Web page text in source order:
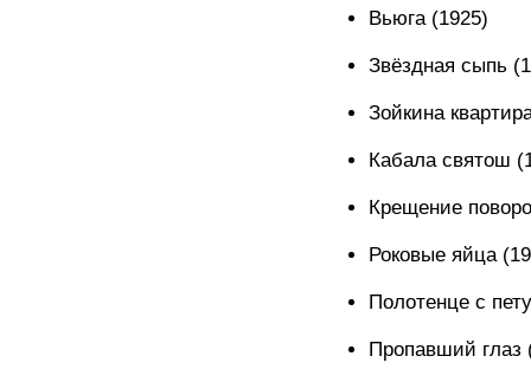
Вьюга (1925)
Звёздная сыпь
Зойкина
Кабала святош
Крещение
Роковые яйца
Полотенце с
Пропавший глаз